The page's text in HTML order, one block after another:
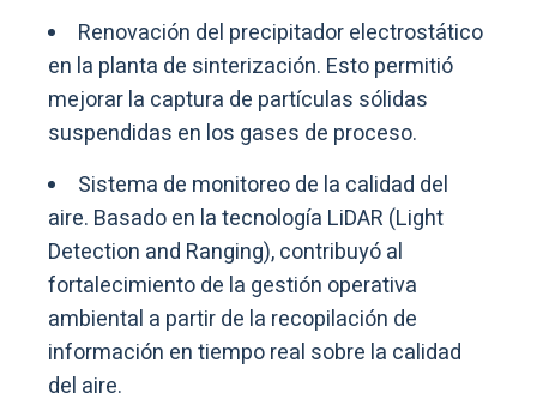
Renovación del precipitador electrostático
en la planta de sinterización. Esto permitió
mejorar la captura de partículas sólidas
suspendidas en los gases de proceso.
Sistema de monitoreo de la calidad del
aire. Basado en la tecnología LiDAR (Light
Detection and Ranging), contribuyó al
fortalecimiento de la gestión operativa
ambiental a partir de la recopilación de
información en tiempo real sobre la calidad
del aire.